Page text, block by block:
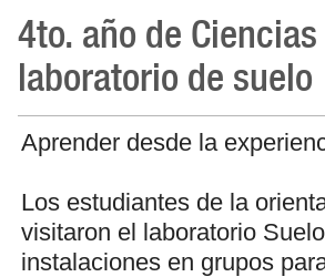
4to. año de
laboratorio de suelo
Aprender desde la
Los estudiantes de la
visitaron el laboratorio
instalaciones en grupos